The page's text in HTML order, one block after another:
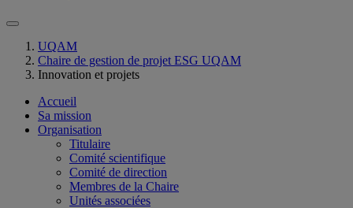
UQAM
Chaire de gestion de projet ESG UQAM
Innovation et projets
Accueil
Sa mission
Organisation
Titulaire
Comité scientifique
Comité de direction
Membres de la Chaire
Unités associées